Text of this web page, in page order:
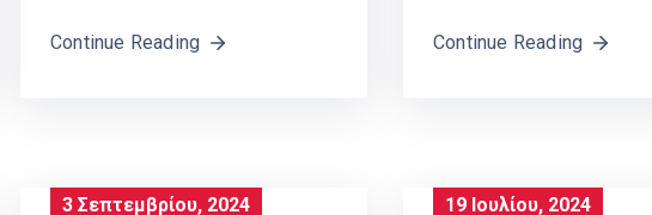
Continue Reading Continue Reading
3 Σεπτεμβρίου, 2024 19 Ιουλίου, 2024